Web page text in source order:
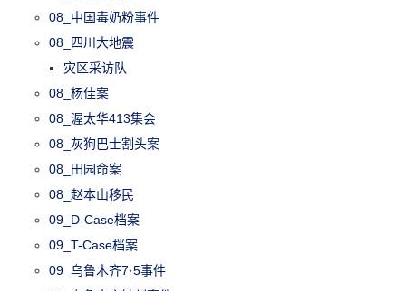
08_中国毒奶粉事件
08_四川大地震
灾区采访队
08_杨佳案
08_渥太华413集会
08_灰狗巴士割头案
08_田园命案
08_赵本山移民
09_D-Case档案
09_T-Case档案
09_乌鲁木齐7·5事件